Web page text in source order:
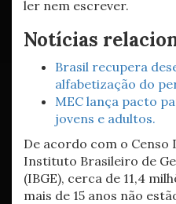
ler nem escrever.
Notícias
Brasil recupera
alfabetização do
MEC lança pacto
jovens e adultos.
De acordo com o Censo
Instituto Brasileiro de
(IBGE), cerca de 11,4
mais de 15 anos não